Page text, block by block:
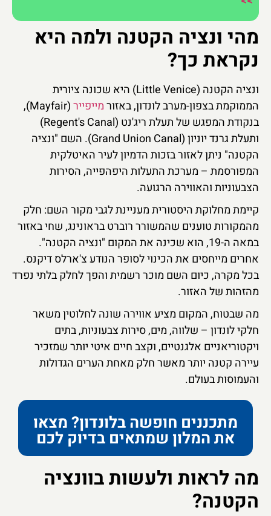
מהי ונציה הקטנה ולמה היא
נקראת כך?
ונציה הקטנה (Little Venice) היא שכונה ציורית
הממוקמת בצפון-מערב לונדון, באזורמייפייר
(Mayfair),
בנקודת המפגש של תעלת ריג'נט (Regent's Canal)
ותעלת גרנד יוניון (Grand Union Canal). השם "ונציה
הקטנה" ניתן לאזור בזכות הדמיון לעיר האיטלקית
המפורסמת – מערכת התעלות היפהפייה, הסירות
הצבעוניות והאווירה הרגועה.
קיימת מחלוקת היסטורית מעניינת לגבי מקור השם: חלק
מהמקורות טוענים שהמשורר רוברט בראונינג, שחי באזור
במאה ה-19, הוא שכינה את המקום "ונציה הקטנה".
אחרים מייחסים את הכינוי לסופר הנודע צ'ארלס דיקנס.
בכל מקרה, כיום השם מוכר רשמית והפך לחלק בלתי נפרד
מהזהות של האזור.
מה שבטוח, המקום מציע אווירה שונה לחלוטין משאר
חלקי לונדון – שלווה, מים, סירות צבעוניות, בתים
ויקטוריאניים אלגנטיים, וקצב חיים איטי יותר שמזכיר
עיירה קטנה יותר מאשר חלק מאחת הערים הגדולות
והעמוסות בעולם.
מתכננים חופשה בלונדון? מצאו
את המלון שמתאים בדיוק לכם
מה לראות ולעשות בוונציה
הקטנה?